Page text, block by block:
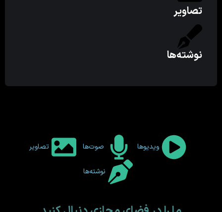
تصاویر
نوشته‌ها
ویدیوها صوت‌ها تصاویر
نوشته‌ها